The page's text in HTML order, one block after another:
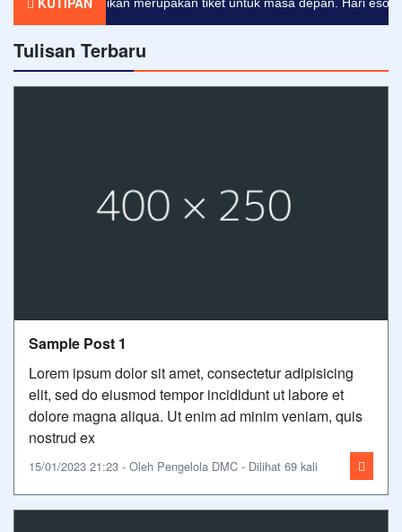
Tulisan Terbaru
Sample Post 1
Lorem ipsum dolor sit amet, consectetur adipisicing
elit, sed do eiusmod tempor incididunt ut labore et
dolore magna aliqua. Ut enim ad minim veniam, quis
nostrud ex
15/01/2023 21:23 - Oleh Pengelola DMC - Dilihat 69 kali